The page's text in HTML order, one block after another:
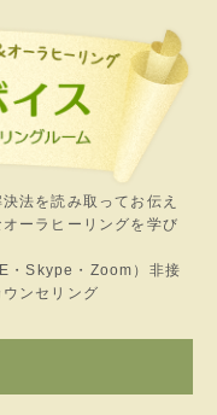
法を読み取ってお伝え
ーラヒーリングを学び
・Skype・Zoom）非接
ンセリング